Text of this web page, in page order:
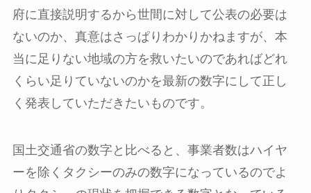
府に直接説明するから世間に対して公表の必要は
ないのか、真意はさっぱりわかりかねますが、本
当に足りない地域の方を救いたいのであればどれ
くらい足りていないのかを最新の数字にして正し
く発表していただきたいものです。
国土交通省の数字と比べると、事業者数はハイヤ
ーを除くタクシーのみの数字になっているのでよ